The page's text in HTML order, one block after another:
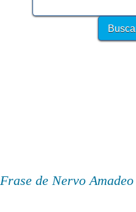
Frase de Nervo Amadeo